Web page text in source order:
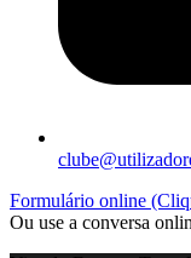
Formulário online
Ou use a conversa